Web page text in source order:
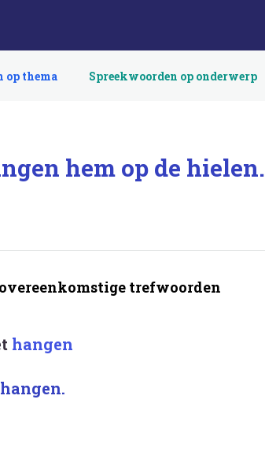
op thema Spreekwoorden op onderwerp
hem op de hielen.
trefwoorden
hangen